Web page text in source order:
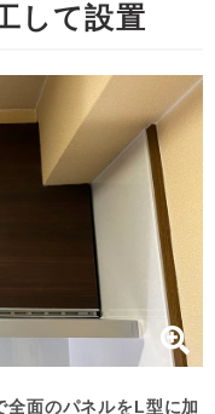
して設置
全面のパネルをL型に加